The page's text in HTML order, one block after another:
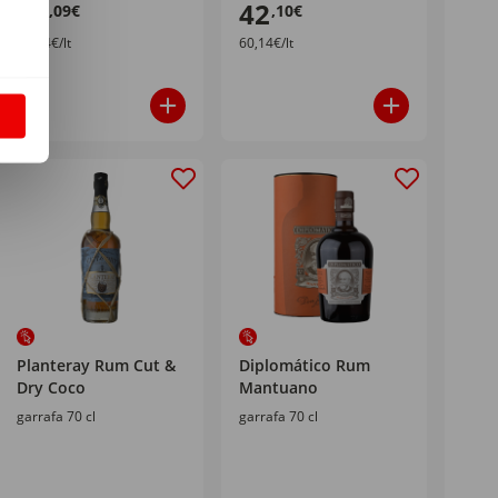
,09€
25,84€/lt
42,10€
60,14€/lt
Planteray Rum Cut &
Dry Coco
garrafa 70 cl
Diplomático Rum
Mantuano
garrafa 70 cl